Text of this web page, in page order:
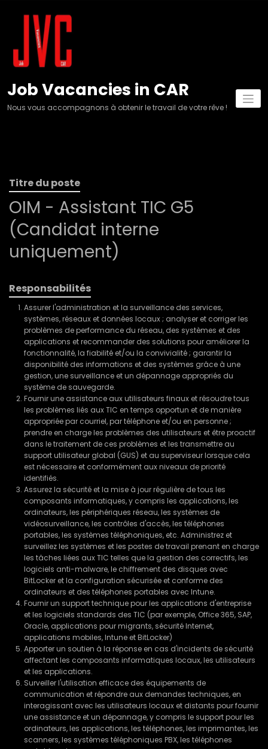
Job Vacancies in CAR
Nous vous accompagnons à obtenir le travail de votre rêve !
Titre du poste
OIM - Assistant TIC G5
(Candidat interne
uniquement)
Responsabilités
Assurer l'administration et la surveillance des services,
systèmes, réseaux et données locaux ; analyser et corriger les
problèmes de performance du réseau, des systèmes et des
applications et recommander des solutions pour améliorer la
fonctionnalité, la fiabilité et/ou la convivialité ; garantir la
disponibilité des informations et des systèmes grâce à une
gestion, une surveillance et un dépannage appropriés du
système de sauvegarde.
Fournir une assistance aux utilisateurs finaux et résoudre tous
les problèmes liés aux TIC en temps opportun et de manière
appropriée par courriel, par téléphone et/ou en personne ;
prendre en charge les problèmes des utilisateurs et être proactif
dans le traitement de ces problèmes et les transmettre au
support utilisateur global (GUS) et au superviseur lorsque cela
est nécessaire et conformément aux niveaux de priorité
identifiés.
Assurez la sécurité et la mise à jour régulière de tous les
composants informatiques, y compris les applications, les
ordinateurs, les périphériques réseau, les systèmes de
vidéosurveillance, les contrôles d'accès, les téléphones
portables, les systèmes téléphoniques, etc. Administrez et
surveillez les systèmes et les postes de travail prenant en charge
les tâches liées aux TIC telles que la gestion des correctifs, les
logiciels anti-malware, le chiffrement des disques avec
BitLocker et la configuration sécurisée et conforme des
ordinateurs et des téléphones portables avec Intune.
Fournir un support technique pour les applications d'entreprise
et les logiciels standards des TIC (par exemple, Office 365, SAP,
Oracle, applications pour migrants, sécurité Internet,
applications mobiles, Intune et BitLocker)
Apporter un soutien à la réponse en cas d'incidents de sécurité
affectant les composants informatiques locaux, les utilisateurs
et les applications.
Surveiller l'utilisation efficace des équipements de
communication et répondre aux demandes techniques, en
interagissant avec les utilisateurs locaux et distants pour fournir
une assistance et un dépannage, y compris le support pour les
ordinateurs, les applications, les téléphones, les imprimantes, les
scanners, les systèmes téléphoniques PBX, les téléphones